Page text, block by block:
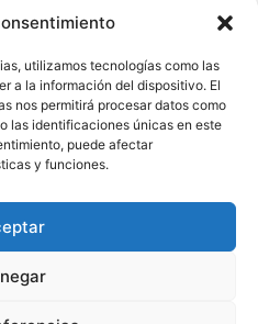
utilizamos tecnologías como las
a la información del dispositivo. El
nos permitirá procesar datos como
las identificaciones únicas en este
puede afectar
y funciones.